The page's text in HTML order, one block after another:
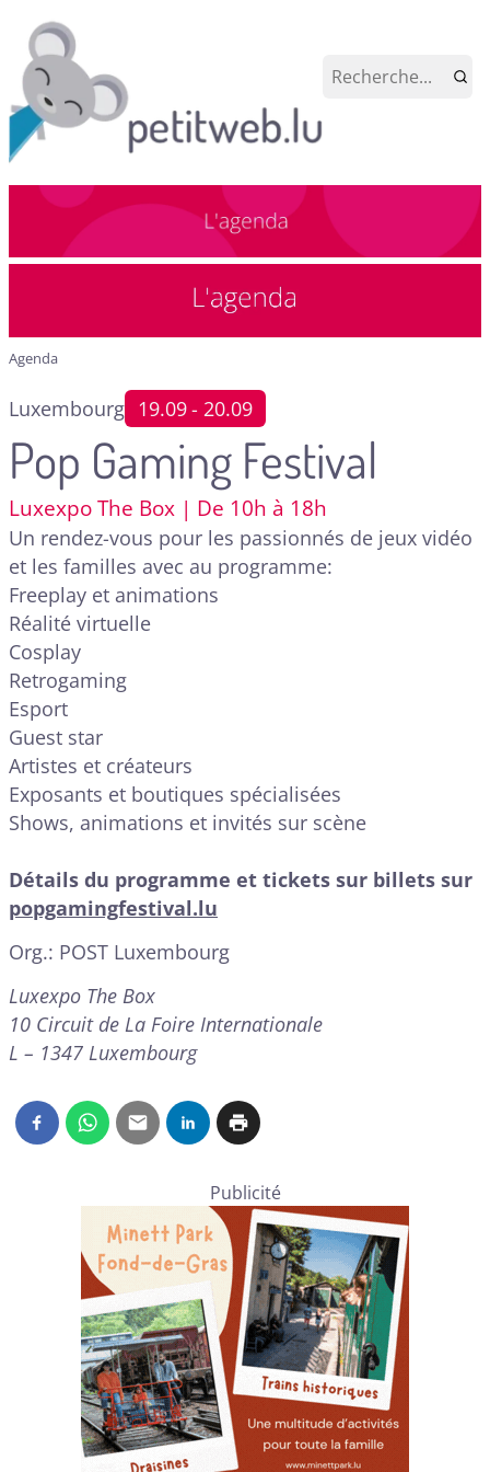
Agenda
Luxembourg 19.09- 20.09
Pop Gaming Festival
Luxexpo The Box | De 10h à 18h
Un rendez-vous pour les passionnés de jeux vidéo
et les familles avec au programme:
Freeplay et animations
Réalité virtuelle
Cosplay
Retrogaming
Esport
Guest star
Artistes et créateurs
Exposants et boutiques spécialisées
Shows, animations et invités sur scène
Détails du programme et tickets sur billets sur
popgamingfestival.lu
Org.: POST Luxembourg
Luxexpo The Box
10 Circuit de La Foire Internationale
L – 1347 Luxembourg
Publicité